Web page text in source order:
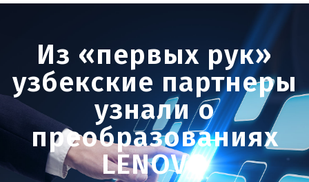
Из «первых рук»
узбекские партнеры
узнали о
преобразованиях
LENOVO